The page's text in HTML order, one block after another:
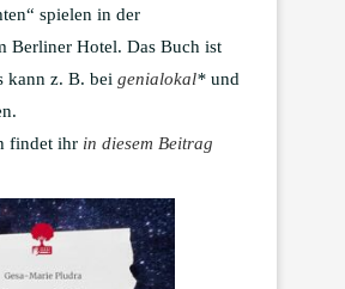
spielen in der
Berliner Hotel. Das Buch ist
kann z. B. bei genialokal* und
findet ihr in diesem Beitrag